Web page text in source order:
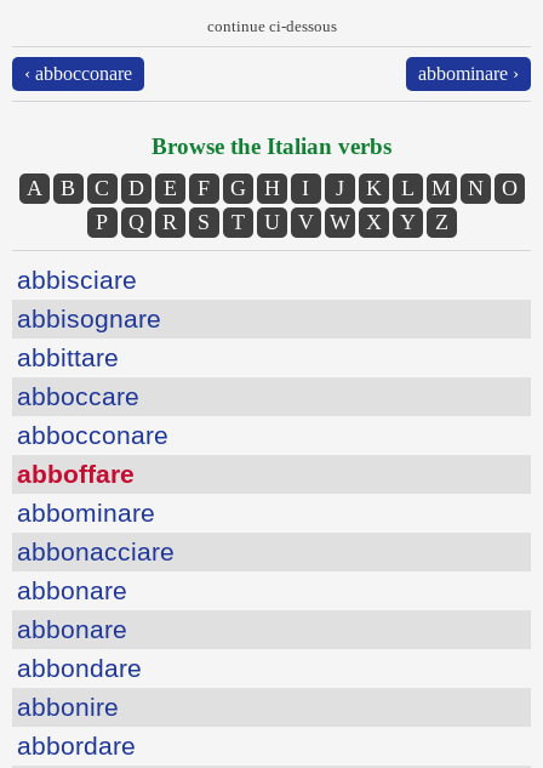
continue ci-dessous
‹ abbocconare abbominare ›
Browse the Italian verbs
A B C D E F G H I J K L M N
O
P
Q R S T U V W X Y Z
abbisciare
abbisognare
abbittare
abboccare
abbocconare
abboffare
abbominare
abbonacciare
abbonare
abbonare
abbondare
abbonire
abbordare